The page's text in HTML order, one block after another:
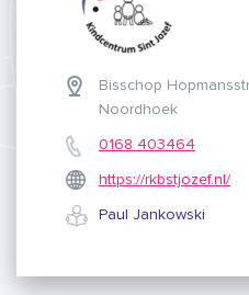
Bisschop
Noordhoek
0168 403464
https://rkbstjozef.nl/
Paul Jankowski